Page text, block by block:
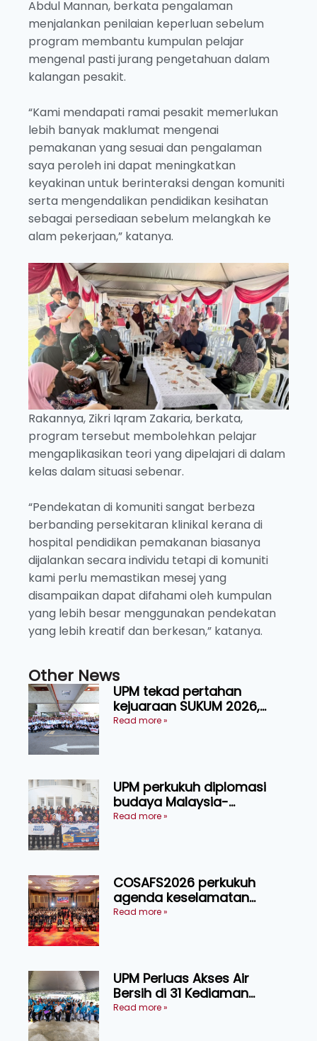
Abdul Mannan, berkata pengalaman
menjalankan penilaian keperluan sebelum
program membantu kumpulan pelajar
mengenal pasti jurang pengetahuan dalam
kalangan pesakit.
“Kami mendapati ramai pesakit memerlukan
lebih banyak maklumat mengenai
pemakanan yang sesuai dan pengalaman
saya peroleh ini dapat meningkatkan
keyakinan untuk berinteraksi dengan komuniti
serta mengendalikan pendidikan kesihatan
sebagai persediaan sebelum melangkah ke
alam pekerjaan,” katanya.
Rakannya, Zikri Iqram Zakaria, berkata,
program tersebut membolehkan pelajar
mengaplikasikan teori yang dipelajari di dalam
kelas dalam situasi sebenar.
“Pendekatan di komuniti sangat berbeza
berbanding persekitaran klinikal kerana di
hospital pendidikan pemakanan biasanya
dijalankan secara individu tetapi di komuniti
kami perlu memastikan mesej yang
disampaikan dapat difahami oleh kumpulan
yang lebih besar menggunakan pendekatan
yang lebih kreatif dan berkesan,” katanya.
Other News
UPM tekad pertahan
kejuaraan SUKUM 2026,
sasar 16 pingat emas
Read more »
UPM perkukuh diplomasi
budaya Malaysia-
Indonesia melalui Narasi
Read more »
COSAFS2026 perkukuh
agenda keselamatan
makanan, AgriHub pacu
Read more »
UPM Perluas Akses Air
Bersih di 31 Kediaman
Orang Asli Tasik Chini
Read more »